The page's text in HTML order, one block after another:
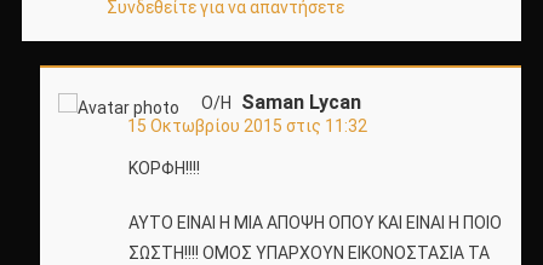
Συνδεθείτε για να απαντήσετε
Ο/Η Saman Lycan
15 Οκτωβρίου 2015 στις 11:32
ΚΟΡΦΗ!!!!
ΑΥΤΟ ΕΙΝΑΙ Η ΜΙΑ ΑΠΟΨΗ ΟΠΟΥ ΚΑΙ ΕΙΝΑΙ Η ΠΟΙΟ
ΣΩΣΤΗ!!!! ΟΜΟΣ ΥΠΑΡΧΟΥΝ ΕΙΚΟΝΟΣΤΑΣΙΑ ΤΑ